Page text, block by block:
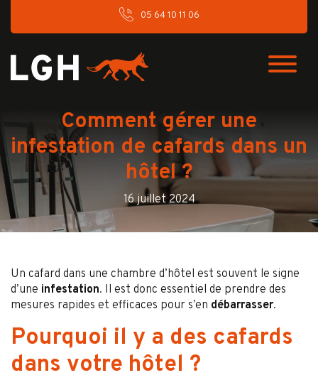
05 64 10 11 06
Comment gérer une
infestation de cafards dans un
hôtel ?
16 juillet 2024
Un cafard dans une chambre d’hôtel est souvent le signe
d’une infestation. Il est donc essentiel de prendre des
mesures rapides et efficaces pour s’en débarrasser.
Pourquoi il y a des cafards
dans votre hôtel ?